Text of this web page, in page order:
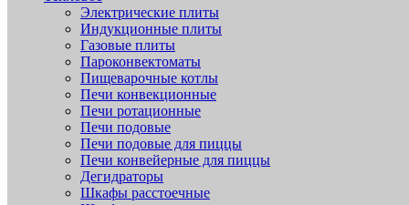
Электрические плиты
Индукционные плиты
Газовые плиты
Пароконвектоматы
Пищеварочные котлы
Печи конвекционные
Печи ротационные
Печи подовые
Печи подовые для пиццы
Печи конвейерные для пиццы
Дегидраторы
Шкафы расстоечные